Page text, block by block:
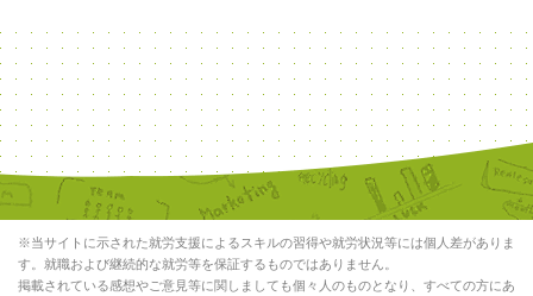
※当サイトに示された就労支援によるスキルの習得や就労状況等には個人差がありま
す。就職および継続的な就労等を保証するものではありません。
掲載されている感想やご意見等に関しましても個々人のものとなり、すべての方にあ